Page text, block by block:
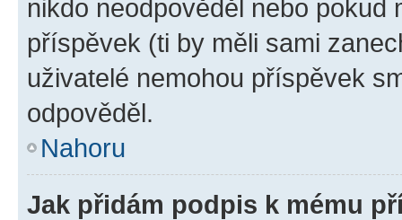
nikdo neodpověděl nebo pokud
příspěvek (ti by měli sami
uživatelé nemohou příspěvek
odpověděl.
Nahoru
Jak přidám podpis k mému